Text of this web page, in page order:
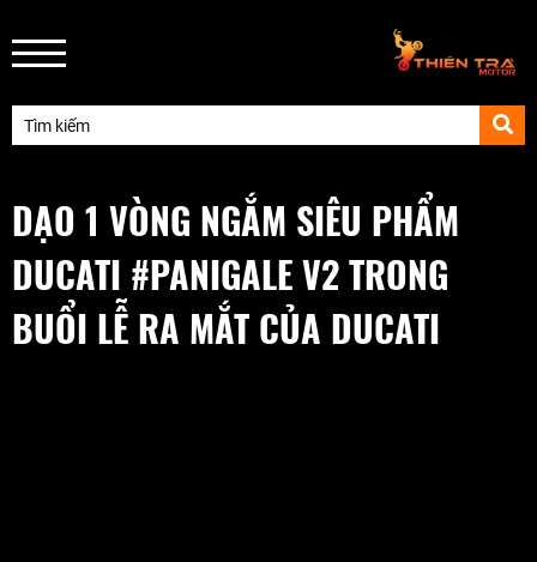
DẠO 1 VÒNG NGẮM SIÊU PHẨM
DUCATI #PANIGALE V2 TRONG
BUỔI LỄ RA MẮT CỦA DUCATI